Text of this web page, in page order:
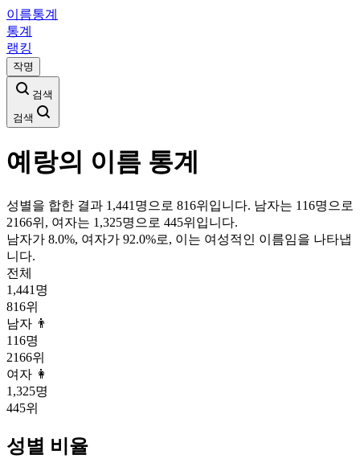
이름통계
통계
랭킹
작명
검색
검색
예랑의 이름 통계
성별을 합한 결과 1,441명으로 816위입니다. 남자는 116명으로
2166위, 여자는 1,325명으로 445위입니다.
남자가 8.0%, 여자가 92.0%로, 이는 여성적인 이름임을 나타냅
니다.
전체
1,441 명
816위
남자 👨
116명
2166위
여자 👩
1,325명
445위
성별 비율